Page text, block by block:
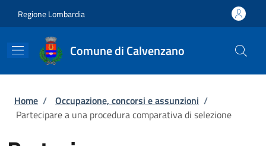
Regione Lombardia
Comune di Calvenzano
Briciole di pane
Home / Occupazione, concorsi e assunzioni /
Partecipare a una procedura comparativa di selezione